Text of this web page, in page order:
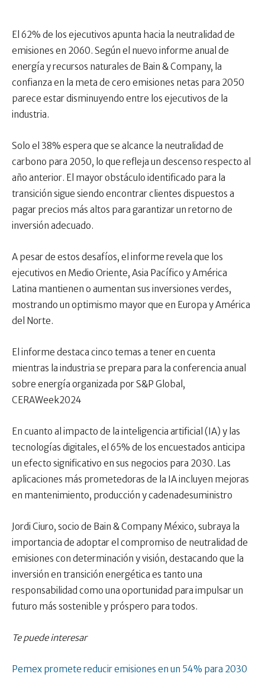
El 62% de los ejecutivos apunta hacia la neutralidad de
emisiones en 2060. Según el nuevo informe anual de
energía y recursos naturales de Bain & Company, la
confianza en la meta de cero emisiones netas para 2050
parece estar disminuyendo entre los ejecutivos de la
industria.
Solo el 38% espera que se alcance la neutralidad de
carbono para 2050, lo que refleja un descenso respecto al
año anterior. El mayor obstáculo identificado para la
transición sigue siendo encontrar clientes dispuestos a
pagar precios más altos para garantizar un retorno de
inversión adecuado.
A pesar de estos desafíos, el informe revela que los
ejecutivos en Medio Oriente, Asia Pacífico y América
Latina mantienen o aumentan sus inversiones verdes,
mostrando un optimismo mayor que en Europa y América
del Norte.
El informe destaca cinco temas a tener en cuenta
mientras la industria se prepara para la conferencia anual
sobre energía organizada por S&P Global,
CERAWeek2024
En cuanto al impacto de la inteligencia artificial (IA) y las
tecnologías digitales, el 65% de los encuestados anticipa
un efecto significativo en sus negocios para 2030. Las
aplicaciones más prometedoras de la IA incluyen mejoras
en mantenimiento, producción y cadenadesuministro
Jordi Ciuro, socio de Bain & Company México, subraya la
importancia de adoptar el compromiso de neutralidad de
emisiones con determinación y visión, destacando que la
inversión en transición energética es tanto una
responsabilidad como una oportunidad para impulsar un
futuro más sostenible y próspero para todos.
Te puede interesar
Pemex promete reducir emisiones en un 54% para 2030